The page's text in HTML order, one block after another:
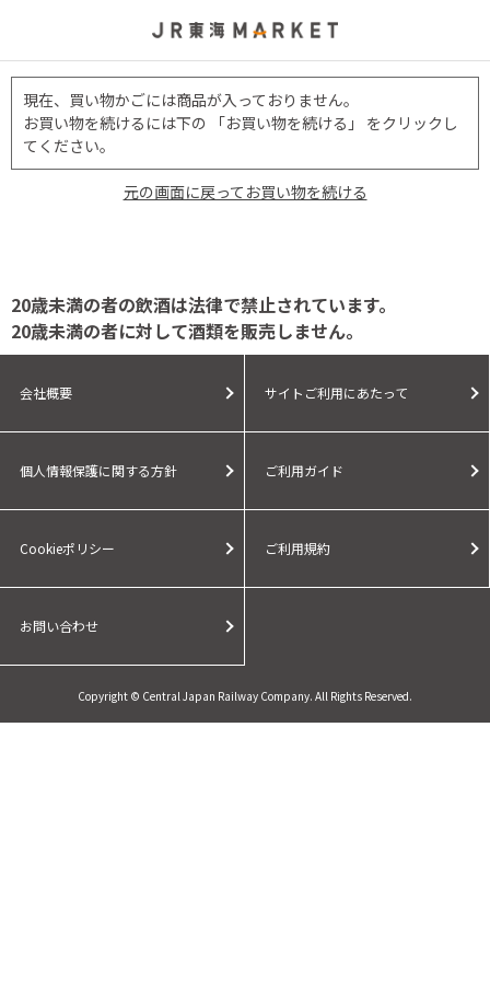
現在、買い物かごには商品が入っておりません。
お買い物を続けるには下の 「お買い物を続ける」 をクリックし
てください。
元の画面に戻ってお買い物を続ける
20歳未満の者の飲酒は法律で禁止されています。
20歳未満の者に対して酒類を販売しません。
会社概要 サイトご利用にあたって
個人情報保護に関する方針 ご利用ガイド
Cookieポリシー ご利用規約
お問い合わせ
Copyright © Central Japan Railway Company. All Rights Reserved.